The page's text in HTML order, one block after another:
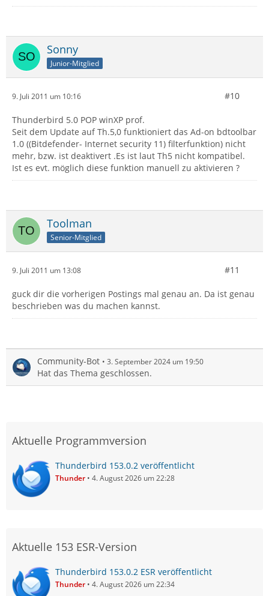
Sonny
Junior-Mitglied
9. Juli 2011 um 10:16 #10
Thunderbird 5.0 POP winXP prof.
Seit dem Update auf Th.5,0 funktioniert das Ad-on bdtoolbar
1.0 ((Bitdefender- Internet security 11) filterfunktion) nicht
mehr, bzw. ist deaktivert .Es ist laut Th5 nicht kompatibel.
Ist es evt. möglich diese funktion manuell zu aktivieren ?
Toolman
Senior-Mitglied
9. Juli 2011 um 13:08 #11
guck dir die vorherigen Postings mal genau an. Da ist genau
beschrieben was du machen kannst.
Community-Bot 3. September 2024 um 19:50
Hat das Thema geschlossen.
Aktuelle Programmversion
Thunderbird 153.0.2 veröffentlicht
Thunder 4. August 2026 um 22:28
Aktuelle 153 ESR-Version
Thunderbird 153.0.2 ESR veröffentlicht
Thunder 4. August 2026 um 22:34